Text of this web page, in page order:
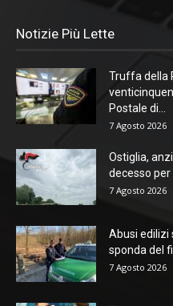
Notizie Più Lette
Truffa della
Postale di...
7 Agosto 2026
Ostiglia,
decesso per
7 Agosto 2026
Abusi edilizi
sponda del
7 Agosto 2026